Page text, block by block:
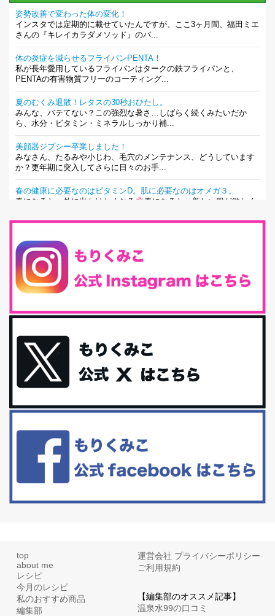
姿勢改善で変わった体の変化！
インスタでは定期的に載せていたんですが、ここ3ヶ月間、福田ミエ
さんの『キレイカラダメソッド』のパ...
体の炎症を減らせるフライパンPENTA！
私が長年愛用しているフライパンはタークの鉄フライパンと、
PENTAの有害物質フリーのコーティング...
夏のむくみ退散！レタスの30秒おひたし。
みんな、バテてない？この強烈な暑さ…しばらく続くみたいだか
ら、水分・ビタミン・ミネラルしっかり補...
美顔器ジプシー卒業しました！
みなさん、たるみや小じわ、毛穴のメンテナンス、どうしています
か？更年期に突入してさらに日々のお手...
春の健康に必要なのはビタミンD。肌に必要なのはオメガ３。
春になると、外に出かけたくなる
春になると、新しい服が欲しく
最近、グラノーラ迷子になっていた私です。が、と〜〜〜っても美
味しくて栄養たっぷりのグラノーラを発...
腸活は「食事」だけだと思っていませんか？私の腸活完全版！
腸内環境を整えることは、健康維持の中でいっちばん大事！だと私
最近お風呂上がりの炭酸水をシリカシリカにしているんだけど確か
に髪と爪が丈夫になった気がする。炭酸...
体に優しい、私のふるさと納税５選。
今回は、最近毎回定期的に購入している「楽天ふるさと納税」の返
礼品トップ５を紹介します。今までいろ...
更年期を穏やかに乗りきるために今できる５つのこと。
といった更年期症状はまだ...
top
about me
レシピ
今月のレシピ
私のおすすめ商品
編集部
運営会社 プライバシーポリシー
ご利用規約
【編集部のオススメ記事】
温泉水99の口コミ